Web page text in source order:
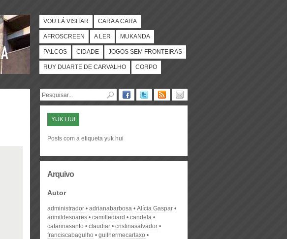
VOU LÁ VISITAR CARA A CARA
AFROSCREEN A LER MUKANDA
PALCOS CIDADE JOGOS SEM FRONTEIRAS
RUY DUARTE DE CARVALHO CORPO
YUK HUI
Posts com a etiqueta yuk hui
Arquivo
Autor
administrador adrianabarbosa
Alícia Gaspar
arimildesoares
camillediard
candela
catarinasanto
claudiar
cristinasalvador
franciscabagulho
guilhermecartaxo